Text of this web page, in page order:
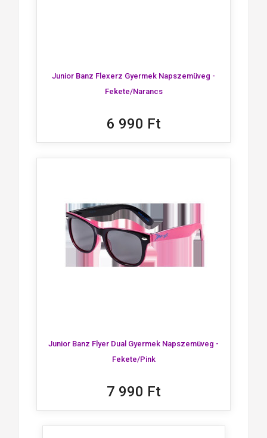
Junior Banz Flexerz Gyermek Napszemüveg -
Fekete/Narancs
6 990 Ft
Junior Banz Flyer Dual Gyermek Napszemüveg -
Fekete/pink
7 990 Ft